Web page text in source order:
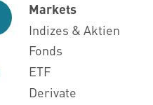
Markets
Indizes & Aktien
Fonds
ETF
Derivate